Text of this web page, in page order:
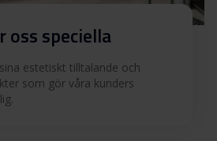
oss speciella
estetiskt tilltalande och
som gör våra kunders